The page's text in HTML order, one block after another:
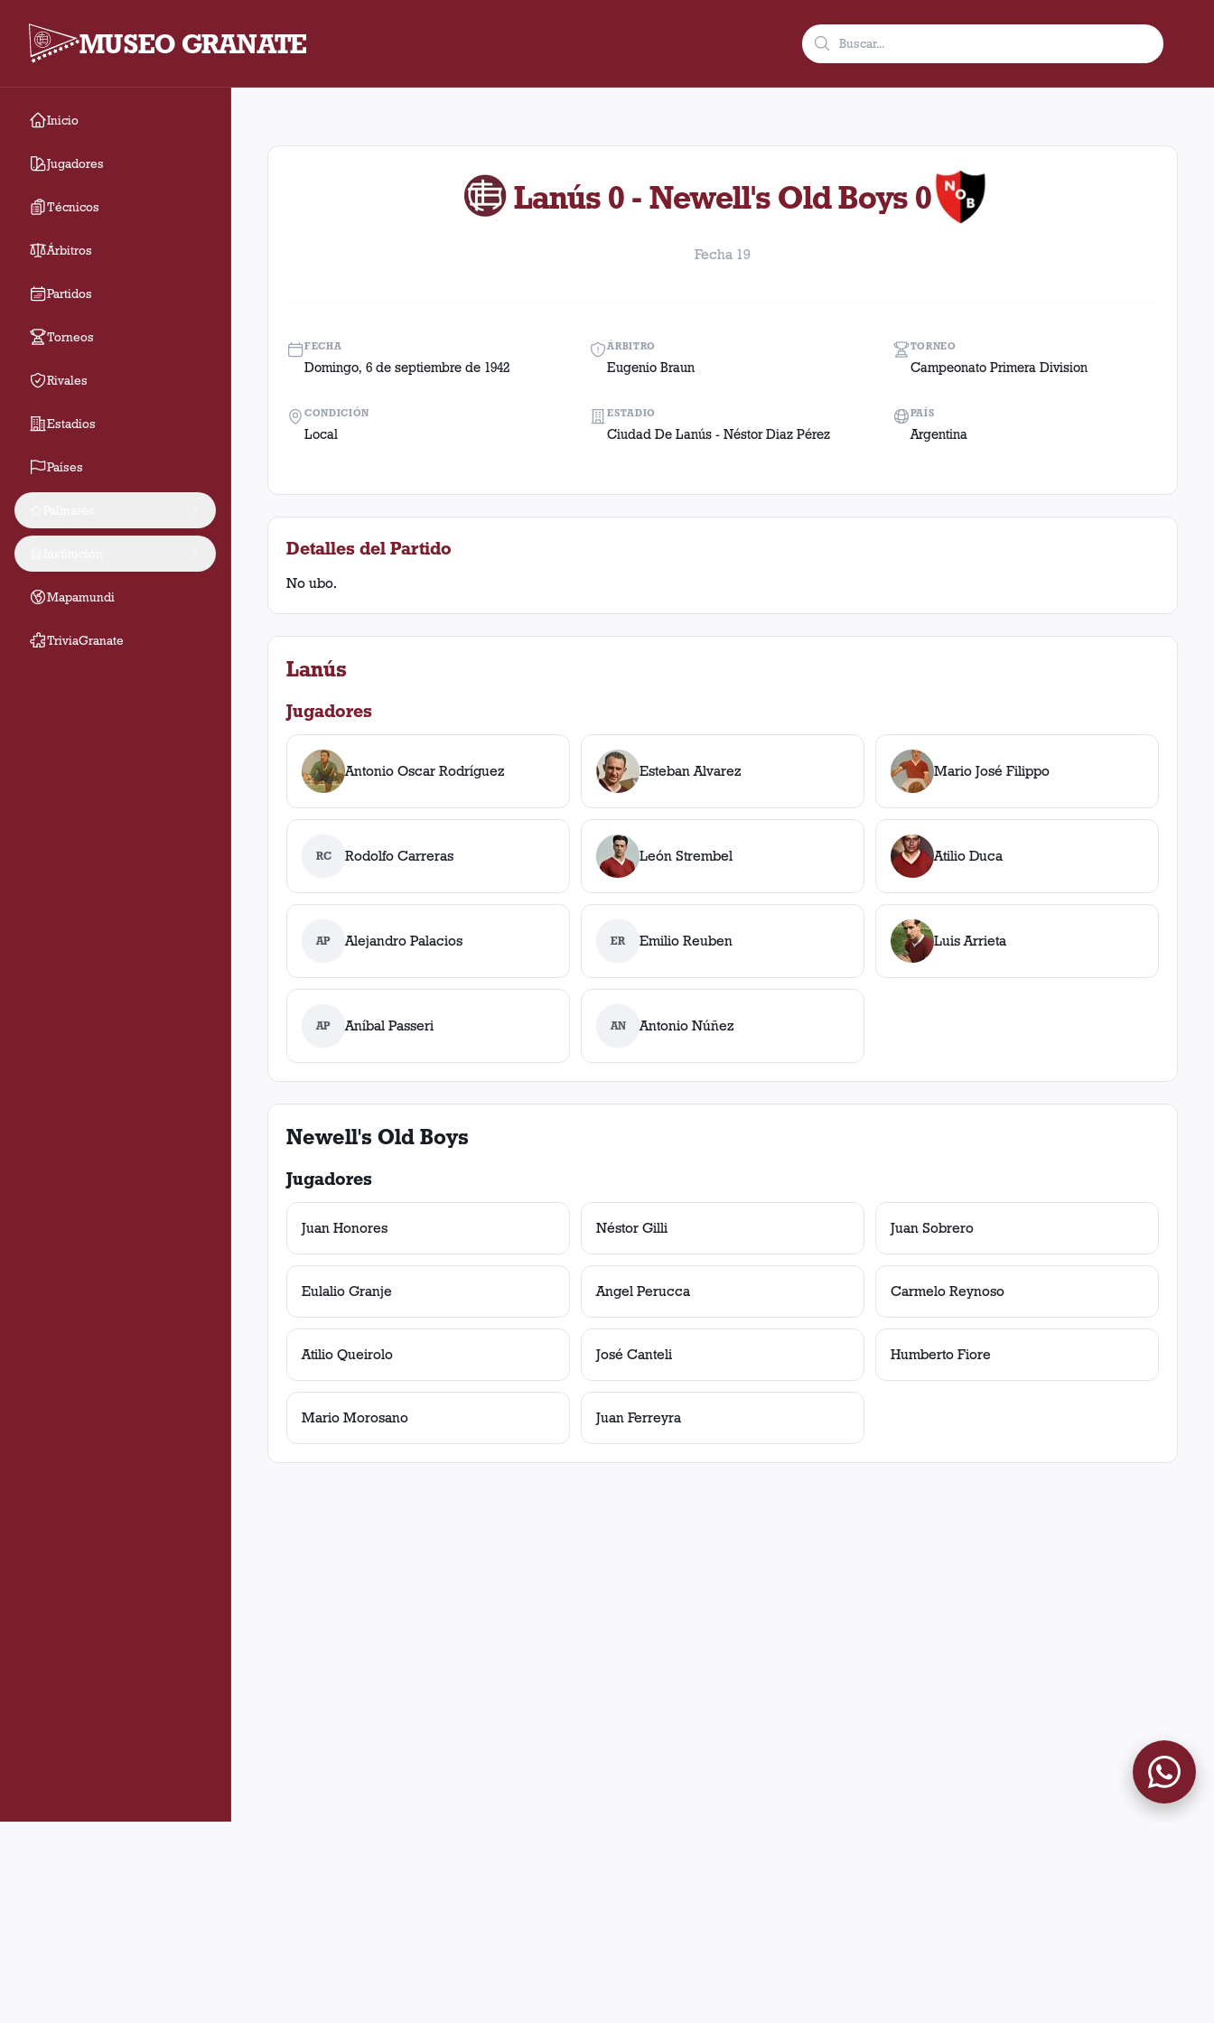
MUSEO GRANATE
Inicio
Jugadores
Técnicos
Árbitros
Partidos
Torneos
Rivales
Estadios
Países
Mapamundi
TriviaGranate
Fecha 19. Partido entre Lanús y Newell's Old Boys disputado el Domingo, 6 de septiembre de 1942 en condición de local en el estadio Ciudad De
Lanús 0 - Newell's Old Boys 0
Fecha 19
FECHA
Domingo, 6 de septiembre de 1942
ÁRBITRO
Eugenio Braun
TORNEO
Campeonato Primera Division
CONDICIÓN
Local
ESTADIO
Ciudad De Lanús - Néstor Diaz Pérez
PAÍS
Argentina
Detalles del Partido
No ubo.
Lanús
Jugadores
Antonio Oscar Rodríguez Esteban Alvarez Mario José Filippo
RC Rodolfo Carreras León Strembel Atilio Duca
AP Alejandro Palacios ER Emilio Reuben Luis Arrieta
AP Aníbal Passeri AN Antonio Núñez
Newell's Old Boys
Jugadores
Juan Honores Néstor Gilli Juan Sobrero
Eulalio Granje Angel Perucca Carmelo Reynoso
Atilio Queirolo José Canteli Humberto Fiore
Mario Morosano Juan Ferreyra